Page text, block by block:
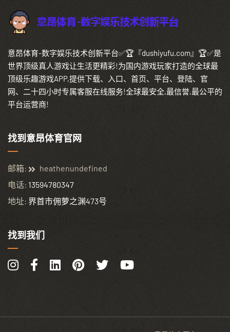
意昂体育-数字娱乐技术创新平台✅🏆『dushiyufu.com』🏆✅是
世界顶级真人游戏让生活更精彩!为国内游戏玩家打造的全球最
顶级乐趣游戏APP,提供下载、入口、首页、平台、登陆、官
网、二十四小时专属客服在线服务!全球最安全,最信誉,最公平的
平台运营商!
找到意昂体育官网
邮箱:
heathenundefined
电话: 13594780347
地址: 界首市佣萝之渊473号
找到我们